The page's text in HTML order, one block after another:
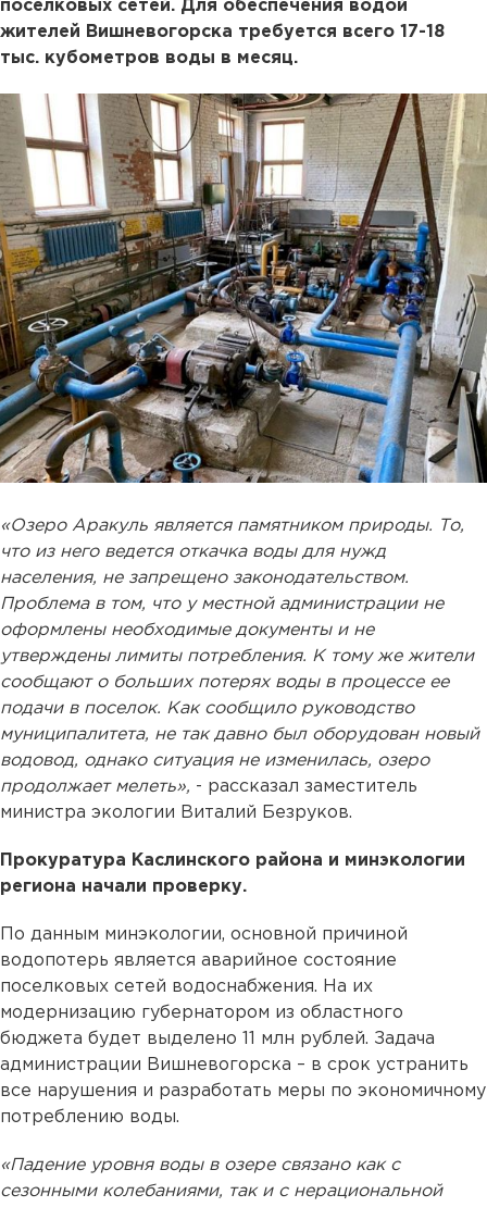
поселковых сетей. Для обеспечения водой
жителей Вишневогорска требуется всего 17-18
тыс. кубометров воды в месяц.
«Озеро Аракуль является памятником природы. То,
что из него ведется откачка воды для нужд
населения, не запрещено законодательством.
Проблема в том, что у местной администрации не
оформлены необходимые документы и не
утверждены лимиты потребления. К тому же жители
сообщают о больших потерях воды в процессе ее
подачи в поселок. Как сообщило руководство
муниципалитета, не так давно был оборудован новый
водовод, однако ситуация не изменилась, озеро
продолжает мелеть», - рассказал заместитель
министра экологии Виталий Безруков.
Прокуратура Каслинского района и минэкологии
региона начали проверку.
По данным минэкологии, основной причиной
водопотерь является аварийное состояние
поселковых сетей водоснабжения. На их
модернизацию губернатором из областного
бюджета будет выделено 11 млн рублей. Задача
администрации Вишневогорска – в срок устранить
все нарушения и разработать меры по экономичному
потреблению воды.
«Падение уровня воды в озере связано как с
сезонными колебаниями, так и с нерациональной